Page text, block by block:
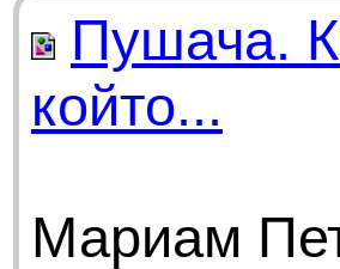
Пушача.
който...
Мариам